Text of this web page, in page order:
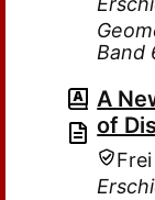
Band
A
of